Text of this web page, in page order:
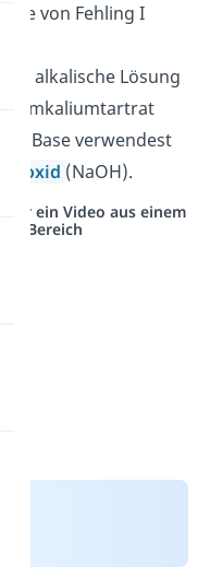
von Fehling I
alkalische Lösung
). Als Base verwendest
(NaOH).
ein Video aus einem
Bereich